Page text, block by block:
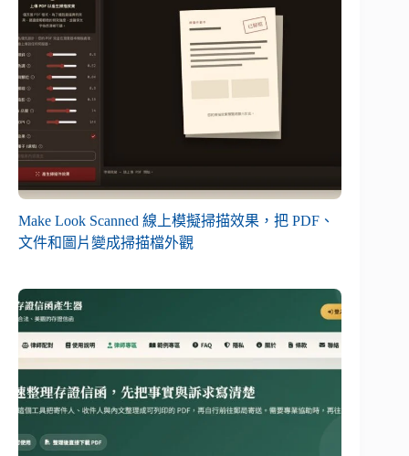
Make Look Scanned 線上模擬掃描效果，把 PDF、
文件和圖片變成掃描檔外觀